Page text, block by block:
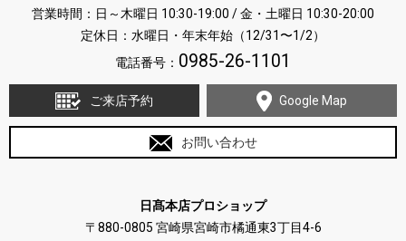
営業時間：日～木曜日 10:30-19:00 / 金・土曜日 10:30-20:00
定休日：水曜日・年末年始（12/31〜1/2）
電話番号： 0985-26-1101
ご来店予約 Google Map
お問い合わせ
日髙本店プロショップ
〒880-0805 宮崎県宮崎市橘通東3丁目4-6